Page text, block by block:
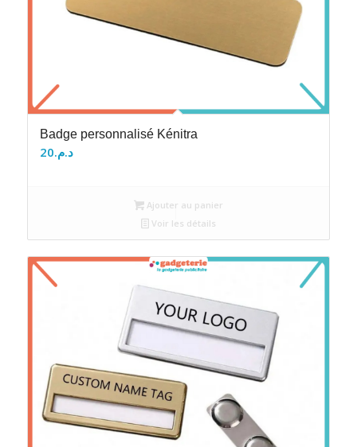
Badge personnalisé Kénitra
د.م.20
Ajouter au panier
Voir les détails